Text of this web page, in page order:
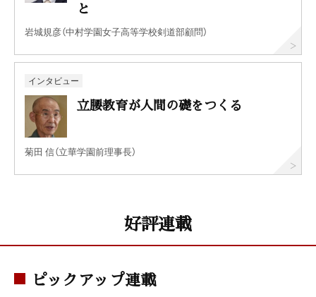
と
岩城規彦（中村学園女子高等学校剣道部顧問）
インタビュー
立腰教育が人間の礎をつくる
菊田 信（立華学園前理事長）
好評連載
ピックアップ連載